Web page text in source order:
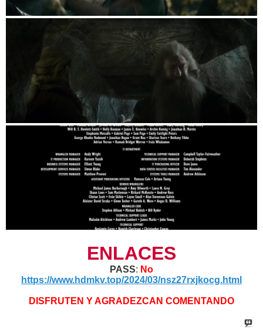
ENLACES
PASS: No
https://www.hdmkv.top/2024/03/nsz27rxjkocg.html
DISFRUTEN Y AGRADEZCAN COMENTANDO